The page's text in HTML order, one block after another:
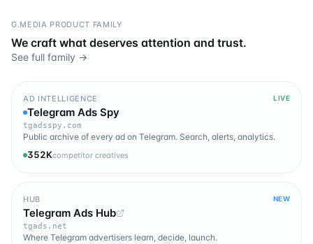
G.MEDIA PRODUCT FAMILY
We craft what deserves attention and trust.
See full family →
AD INTELLIGENCE LIVE
Telegram Ads Spy
tgadsspy.com
Public archive of every ad on Telegram. Search, alerts, analytics.
352Kcompetitor creatives
HUB NEW
Telegram Ads Hub
tgads.net
Where Telegram advertisers learn, decide, launch.